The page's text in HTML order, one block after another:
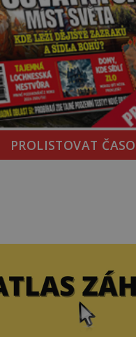
PROLISTOVAT